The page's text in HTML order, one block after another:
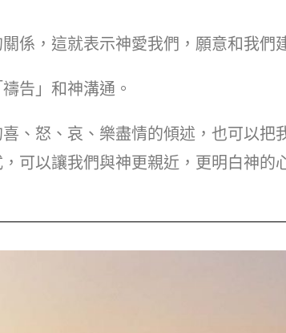
係，這就表示神愛我們，願意和我們
告」和神溝通。
、怒、哀、樂盡情的傾述，也可以
可以讓我們與神更親近，更明白神的